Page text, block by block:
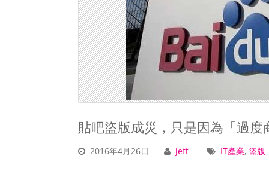
貼吧盜版成災，只是因為「過度
2016年4月26日 jeff IT產業, 盜版